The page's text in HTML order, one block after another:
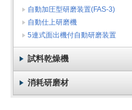
自動加圧型研磨装置(FAS-3)
自動仕上研磨機
5連式面出機付自動研磨装置
試料乾燥機
消耗研磨材